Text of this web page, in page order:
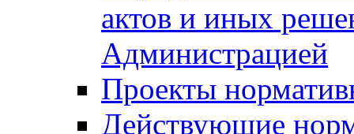
актов и иных
Администрацией
Проекты
Действующие